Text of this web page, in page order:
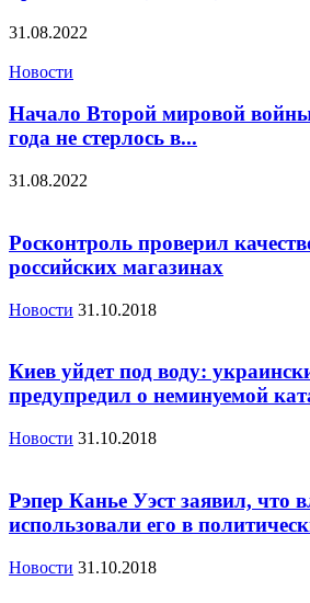
31.08.2022
Новости
Начало Второй мировой войны
года не стерлось в...
31.08.2022
Росконтроль проверил
российских магазинах
Новости 31.10.2018
Киев уйдет под воду:
предупредил о неминуемой
Новости 31.10.2018
Рэпер Канье Уэст заявил, что
использовали его в
Новости 31.10.2018